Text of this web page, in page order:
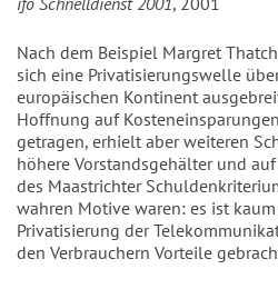
Nach dem Beispiel Margret
sich eine Privatisierungswelle
europäischen Kontinent
Hoffnung auf
getragen, erhielt aber weiteren
höhere Vorstandsgehälter und
des Maastrichter
wahren Motive waren: es ist
Privatisierung der
den Verbrauchern Vorteile